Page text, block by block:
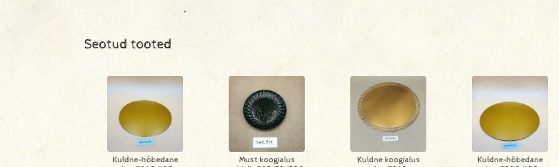
Seotud tooted
Kuldne-hõbedane
Must koogialus
Kuldne koogialus
Kuldne-hõbedane